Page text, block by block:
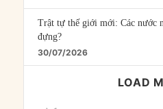
Trật tự thế giới mới: Các nước
đựng?
30/07/2026
LOAD